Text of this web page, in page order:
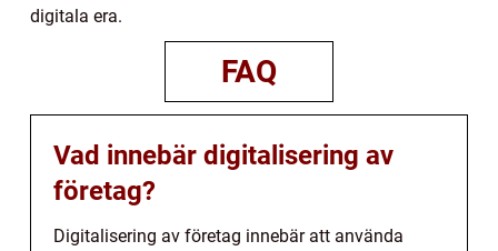
digitala era.
FAQ
Vad innebär digitalisering av
företag?
Digitalisering av företag innebär att använda